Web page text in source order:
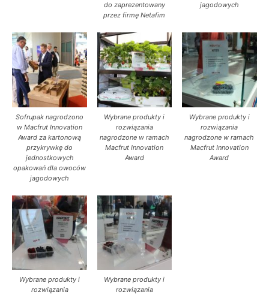
do zaprezentowany
przez firmę Netafim
jagodowych
Sofrupak nagrodzono
w Macfrut Innovation
Award za kartonową
przykrywkę do
jednostkowych
opakowań dla owoców
jagodowych
Wybrane produkty i
rozwiązania
nagrodzone w ramach
Macfrut Innovation
Award
Wybrane produkty i
rozwiązania
nagrodzone w ramach
Macfrut Innovation
Award
Wybrane produkty i
rozwiązania
Wybrane produkty i
rozwiązania